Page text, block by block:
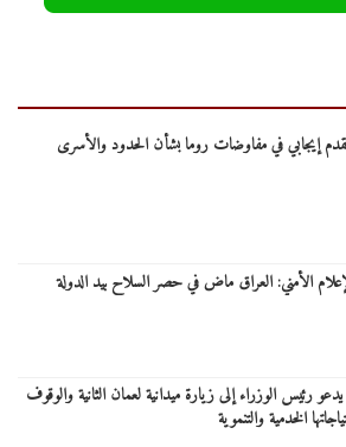
إيجابي في مفاوضات روما بشأن الحدود والأسرى
الأمني: العراق ماض في حصر السلاح بيد الدولة
رئيس الوزراء إلى زيارة ميدانية لعمان الثانية والوقوف
الخدمية والتنموية